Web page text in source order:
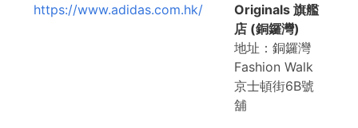
https://www.adidas.com.hk/
Originals 旗艦
店 (銅鑼灣)
地址：銅鑼灣
Fashion Walk
京士頓街6B號
舖